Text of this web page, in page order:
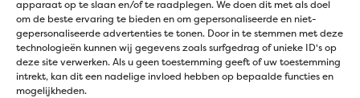
apparaat op te slaan en/of te raadplegen. We doen dit met als doel
om de beste ervaring te bieden en om gepersonaliseerde en niet-
gepersonaliseerde advertenties te tonen. Door in te stemmen met deze
technologieën kunnen wij gegevens zoals surfgedrag of unieke ID's op
deze site verwerken. Als u geen toestemming geeft of uw toestemming
intrekt, kan dit een nadelige invloed hebben op bepaalde functies en
mogelijkheden.
Bel:+32 50 36 77 20
Mail ons:info@jatu.be
Zomeruren: